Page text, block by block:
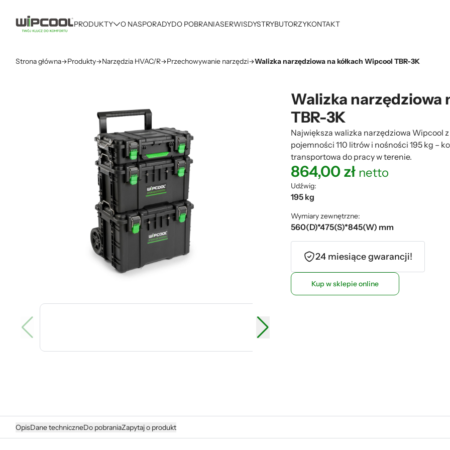
PRODUKTY O NASPORADYDO POBRANIASERWISDYSTRYBUTORZYKONTAKT
Strona główna Produkty Narzędzia HVAC/R Przechowywanie narzędzi Walizka narzędziowa na kółkach Wipcool TBR-3K
Walizka narzędziowa
TBR-3K
Największa walizka narzędziowa Wipcool
pojemności 110 litrów i nośności 195 kg –
transportowa do pracy w terenie.
864,00zł netto
Udźwig:
195 kg
Wymiary zewnętrzne:
560(D)*475(S)*845(W) mm
24 miesiące gwarancji!
Kup w sklepie online
OpisDane techniczneDo pobraniaZapytaj o produkt